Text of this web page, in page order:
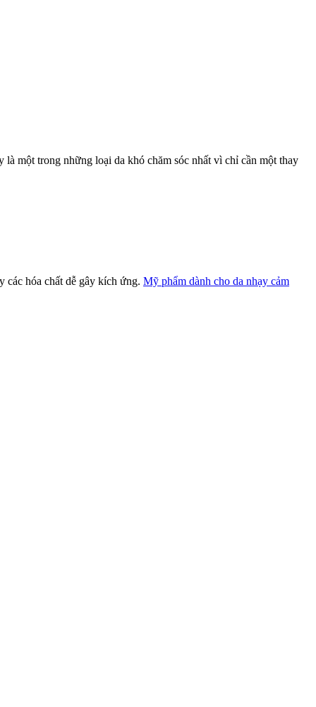
một trong những loại da khó chăm sóc nhất vì chỉ cần một thay
các hóa chất dễ gây kích ứng. Mỹ phẩm dành cho da nhạy cảm